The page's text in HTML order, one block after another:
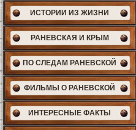
ИСТОРИИ ИЗ ЖИЗНИ
РАНЕВСКАЯ И КРЫМ
ПО СЛЕДАМ РАНЕВСКОЙ
ФИЛЬМЫ О РАНЕВСКОЙ
ИНТЕРЕСНЫЕ ФАКТЫ